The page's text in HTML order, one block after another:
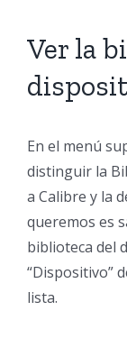
Ver la
En el menú
distinguir la
a Calibre y la
queremos es
biblioteca del
“Dispositivo”
lista.